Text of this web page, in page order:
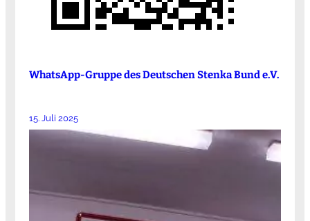
WhatsApp-Gruppe des Deutschen Stenka Bund e.V.
15. Juli 2025